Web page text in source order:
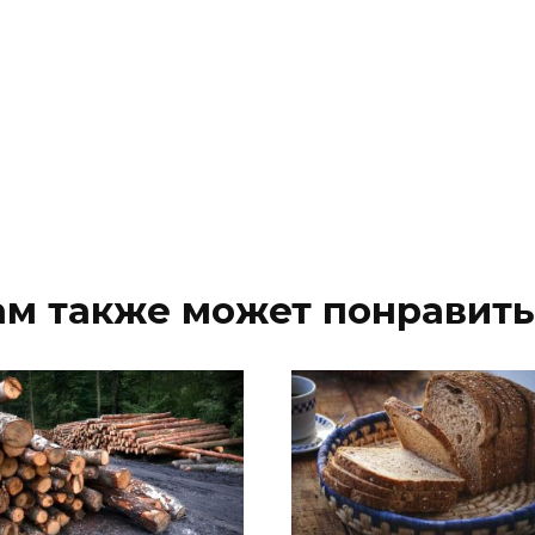
также может